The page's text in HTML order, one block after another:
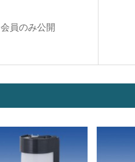
会員のみ公開